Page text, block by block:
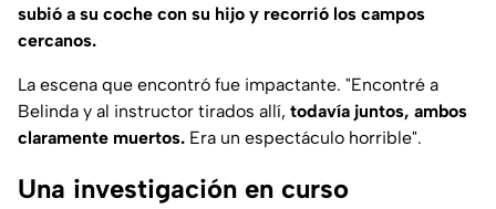
subió a su coche con su hijo y recorrió los campos
cercanos.
La escena que encontró fue impactante. "Encontré a
Belinda y al instructor tirados allí, todavía juntos, ambos
claramente muertos. Era un espectáculo horrible".
Una investigación en curso